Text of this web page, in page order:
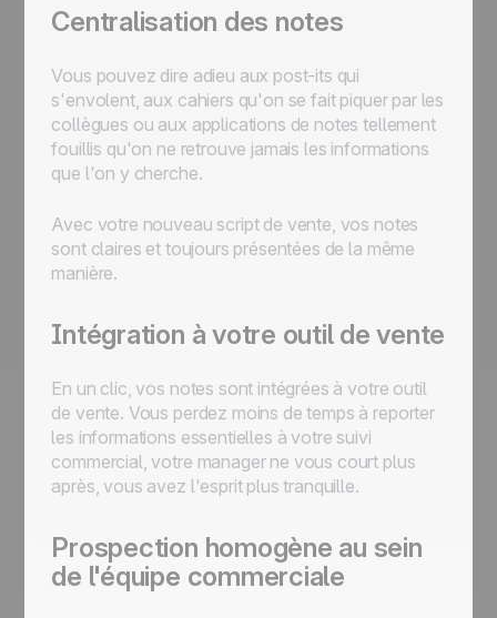
Centralisation des notes
Vous pouvez dire adieu aux post-its qui
s'envolent, aux cahiers qu'on se fait piquer par les
collègues ou aux applications de notes tellement
fouillis qu'on ne retrouve jamais les informations
que l'on y cherche.
Avec votre nouveau script de vente, vos notes
sont claires et toujours présentées de la même
manière.
Intégration à votre outil de vente
En un clic, vos notes sont intégrées à votre outil
de vente. Vous perdez moins de temps à reporter
les informations essentielles à votre suivi
commercial, votre manager ne vous court plus
après, vous avez l'esprit plus tranquille.
Prospection homogène au sein
de l'équipe commerciale